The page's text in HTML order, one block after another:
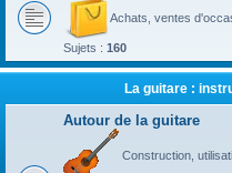
Achats, ventes
Sujets : 160
La guitare :
Autour de la guitare
Construction,